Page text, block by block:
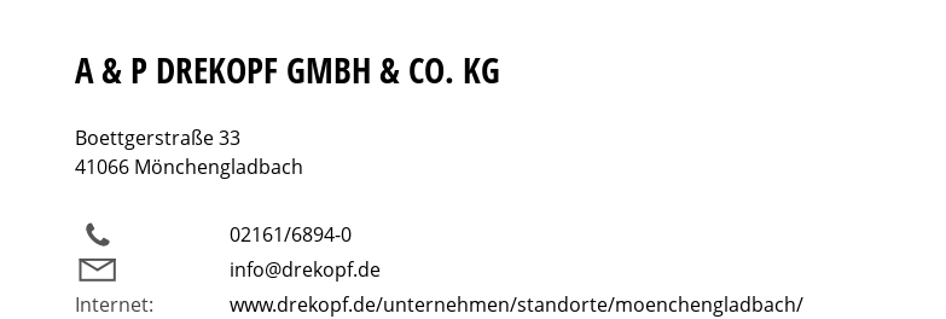
A & P DREKOPF GMBH & CO. KG
Boettgerstraße 33
41066 Mönchengladbach
02161/6894-0
info@drekopf.de
Internet:
www.drekopf.de/unternehmen/standorte/moenchengladbach/